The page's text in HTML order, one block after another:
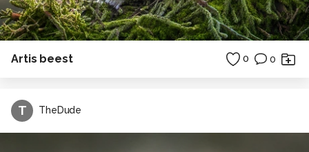
Artis beest 0 0
T TheDude